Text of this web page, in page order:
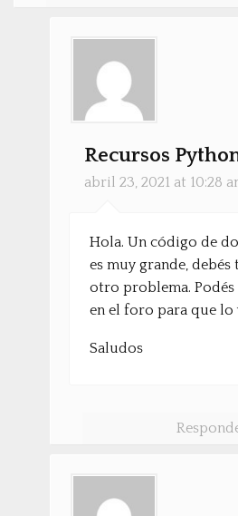
Recursos
abril 23, 2021 at 10:28
Hola. Un código de
es muy grande, debés
otro problema. Podés
en el foro para que lo
Saludos